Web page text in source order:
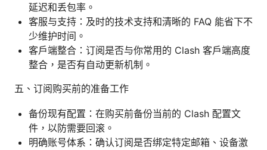
延迟和丢包率。
客服与支持：及时的技术支持和清晰的 FAQ 能省下不
少维护时间。
客户端整合：订阅是否与你常用的 Clash 客户端高度
整合，是否有自动更新机制。
五、订阅购买前的准备工作
备份现有配置：在购买前备份当前的 Clash 配置文
件，以防需要回滚。
明确账号体系：确认订阅是否绑定特定邮箱、设备激